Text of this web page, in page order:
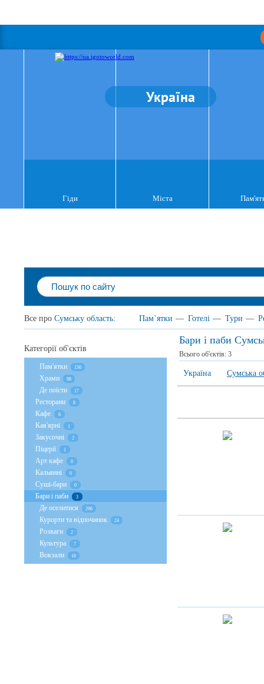
Україна
Гіди Міста
Все про Сумську область: Пам`ятки — Готелі — Тури —
Бари і паби
Всього об'єктів: 3
Україна Сумська
Категорії об'єктів
Пам'ятки 156
Храми 98
Де поїсти 17
Ресторани 8
Кафе 6
Кав'ярні 1
Закусочні 2
Піцерії 1
Арт кафе 0
Кальянні 0
Суші-бари 0
Бари і паби 3
Де оселитися 296
Курорти та відпочинок 24
Розваги 2
Культура 7
Вокзали 16